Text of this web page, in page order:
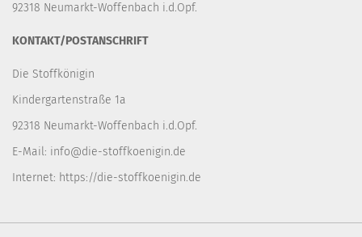
92318 Neumarkt-Woffenbach i.d.Opf.
KONTAKT/POSTANSCHRIFT
Die Stoffkönigin
Kindergartenstraße 1a
92318 Neumarkt-Woffenbach i.d.Opf.
E-Mail: info@die-stoffkoenigin.de
Internet: https://die-stoffkoenigin.de